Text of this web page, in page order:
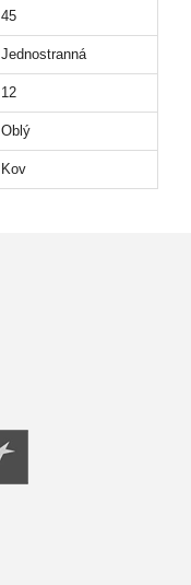
45
Jednostranná
12
Oblý
Kov